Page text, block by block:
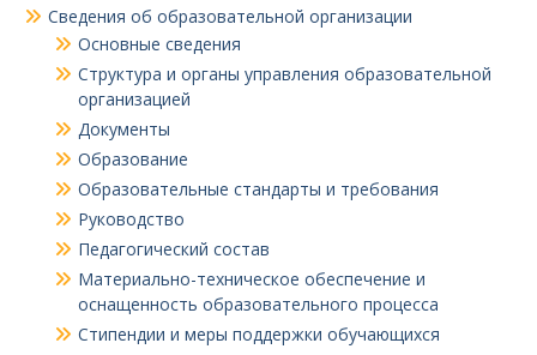
Сведения об образовательной организации
Основные сведения
Структура и органы управления образовательной
организацией
Документы
Образование
Образовательные стандарты и требования
Руководство
Педагогический состав
Материально-техническое обеспечение и
оснащенность образовательного процесса
Стипендии и меры поддержки обучающихся